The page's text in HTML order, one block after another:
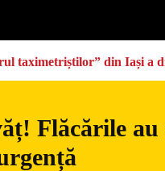
taximetriștilor” din Iași a
Flăcările